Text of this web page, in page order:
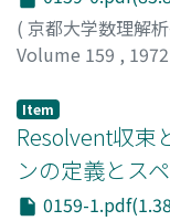
( 京都大学数理解
Volume 159 , 1972
Item
Resolvent収束
ンの定義とス
0159-